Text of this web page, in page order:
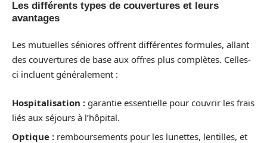
Les différents types de couvertures et leurs
avantages
Les mutuelles séniores offrent différentes formules, allant
des couvertures de base aux offres plus complètes. Celles-
ci incluent généralement :
Hospitalisation : garantie essentielle pour couvrir les frais
liés aux séjours à l’hôpital.
Optique : remboursements pour les lunettes, lentilles, et